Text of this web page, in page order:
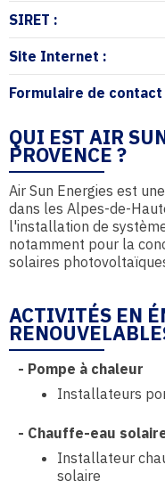
SIRET :
Site Internet :
Formulaire de contact
QUI EST AIR
PROVENCE ?
Air Sun Energies est
dans les Alpes-de-
l'installation de
notamment pour la
solaires
ACTIVITÉS EN
- Pompe à chaleur
Installateurs
- Chauffe-eau
Installateur
solaire